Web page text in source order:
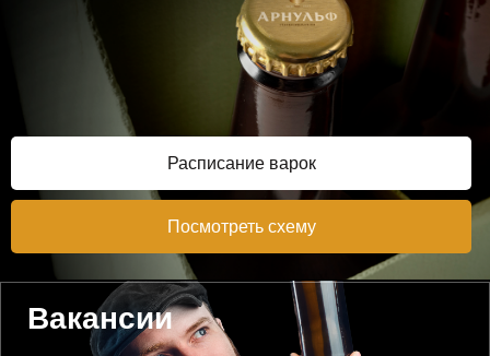
Вакансии
Посмотреть схему
Расписание варок